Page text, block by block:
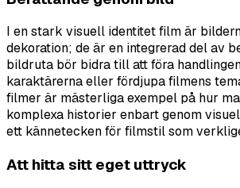
I en stark visuell identitet film är
dekoration; de är en integrerad del av
bildruta bör bidra till att föra
karaktärerna eller fördjupa filmens
filmer är mästerliga exempel på hur
komplexa historier enbart genom
ett kännetecken för filmstil som
Att hitta sitt eget uttryck